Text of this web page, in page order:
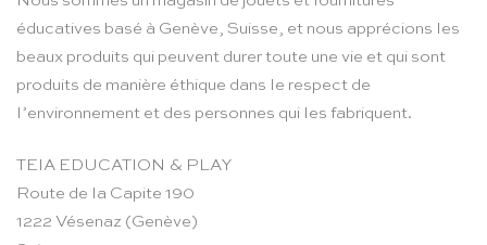
éducatives basé à Genève, Suisse, et nous apprécions les
beaux produits qui peuvent durer toute une vie et qui sont
produits de manière éthique dans le respect de
l’environnement et des personnes qui les fabriquent.
TEIA EDUCATION & PLAY
Route de la Capite 190
1222 Vésenaz (Genève)